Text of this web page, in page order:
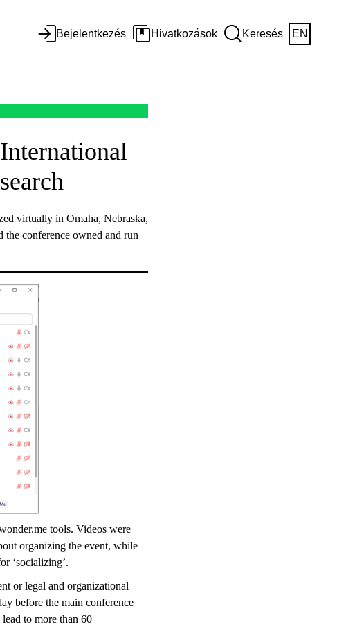
Bejelentkezés Hivatkozások Keresés EN
virtually in Omaha, Nebraska,
the conference owned and run
tools. Videos were
organizing the event, while
‘socializing’.
or legal and organizational
before the main conference
to more than 60